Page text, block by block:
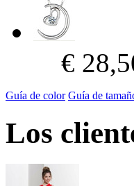
€
Guía de color Guía de
Los